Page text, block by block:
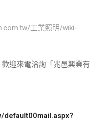
工業照明/wiki-
迎來電洽詢「兆邑興業有
default00mail.aspx?